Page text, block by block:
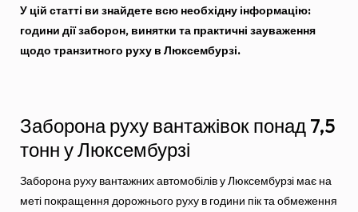
У цій статті ви знайдете всю необхідну інформацію:
години дії заборон, винятки та практичні зауваження
щодо транзитного руху в Люксембурзі.
Заборона руху вантажівок понад 7,5
тонн у Люксембурзі
Заборона руху вантажних автомобілів у Люксембурзі має на
меті покращення дорожнього руху в години пік та обмеження